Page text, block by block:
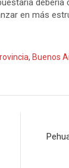
en más
, Buenos